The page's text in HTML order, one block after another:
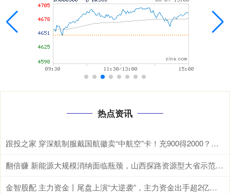
热点资讯
跟投之家 穿深航制服戴国航徽卖“中航空”卡！充900得2000？深航紧急辟谣：非员工，套路老旧
翻倍赚 新能源大规模消纳面临瓶颈，山西探路资源型大省示范样本
金智股配 主力资金丨尾盘上演“大逆袭”，主力资金出手超2亿元！